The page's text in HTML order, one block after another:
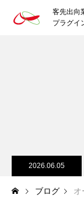
客先出向
プラグイ
PluginAdaptiX
HP/EC/Design/
2026.06.05
ブログ オ